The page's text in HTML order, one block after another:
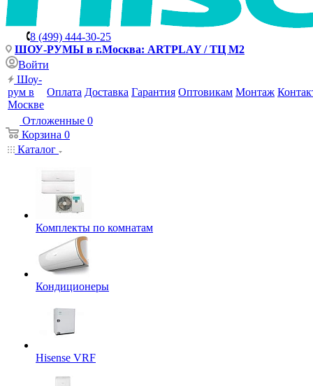
8 (499) 444-30-25
ШОУ-РУМЫ в г.Москва: ARTPLAY / ТЦ М2
Войти
Шоу-
рум в
Москве
Оплата Доставка Гарантия Оптовикам Монтаж
Отложенные 0
Корзина 0
Каталог
Комплекты по комнатам
Кондиционеры
Hisense VRF